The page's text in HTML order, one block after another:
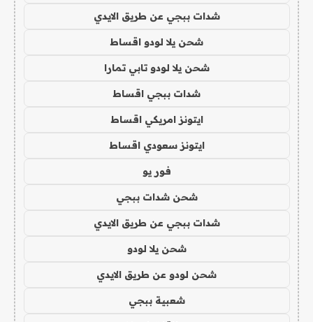
شدات ببجي عن طريق الايدي
شحن يلا لودو اقساط
شحن يلا لودو تابي تمارا
شدات ببجي اقساط
ايتونز امريكي اقساط
ايتونز سعودي اقساط
فور يو
شحن شدات ببجي
شدات ببجي عن طريق الايدي
شحن يلا لودو
شحن لودو عن طريق الايدي
شعبية ببجي